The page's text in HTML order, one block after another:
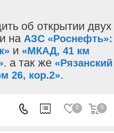
об открытии двух
на АЗС «Роснефть»:
и «МКАД, 41 км
. а так же «Рязанский
26, кор.2».
0 0